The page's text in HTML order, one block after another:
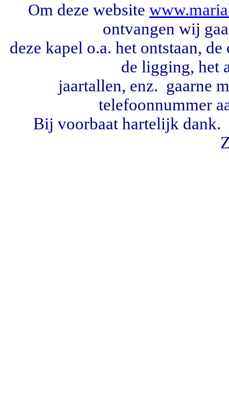
Om deze website
ontvangen wij
deze kapel o.a. het ontstaan,
de ligging, het
jaartallen, enz. gaarne
telefoonnummer
Bij voorbaat hartelijk